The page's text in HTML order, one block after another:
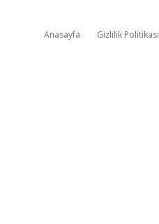
Anasayfa Gizlilik Politikası